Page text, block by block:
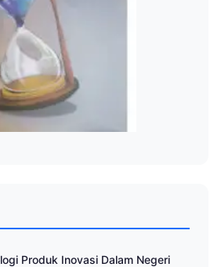
Produk Inovasi Dalam Negeri